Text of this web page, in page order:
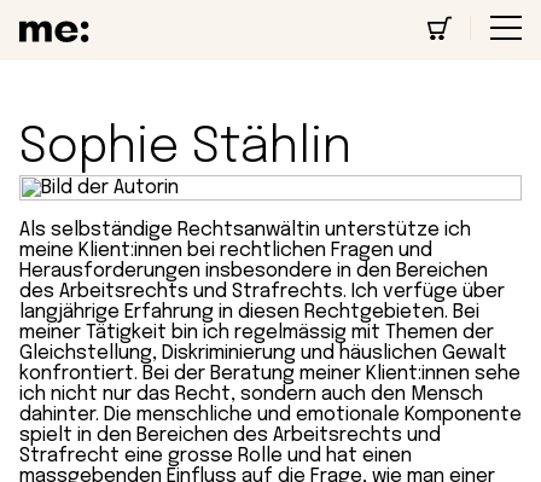
Sophie Stählin
Als selbständige Rechtsanwältin unterstütze ich
meine Klient:innen bei rechtlichen Fragen und
Herausforderungen insbesondere in den Bereichen
des Arbeitsrechts und Strafrechts. Ich verfüge über
langjährige Erfahrung in diesen Rechtgebieten. Bei
meiner Tätigkeit bin ich regelmässig mit Themen der
Gleichstellung, Diskriminierung und häuslichen Gewalt
konfrontiert. Bei der Beratung meiner Klient:innen sehe
ich nicht nur das Recht, sondern auch den Mensch
dahinter. Die menschliche und emotionale Komponente
spielt in den Bereichen des Arbeitsrechts und
Strafrecht eine grosse Rolle und hat einen
massgebenden Einfluss auf die Frage, wie man einer